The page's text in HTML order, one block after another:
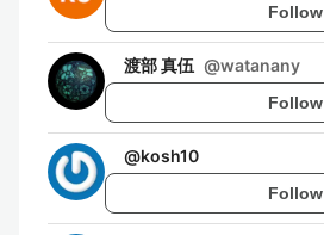
Follow
渡部 真伍 @watanany
Follow
@kosh10
Follow